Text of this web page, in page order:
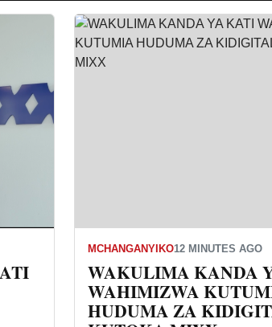
MCHANGANYIKO12 MINUTES AGO
WAKULIMA KANDA
WAHIMIZWA
HUDUMA ZA